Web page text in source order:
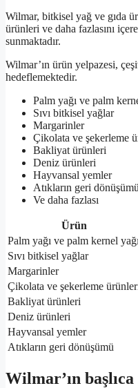
Wilmar, bitkisel yağ ve gıda
ürünleri ve daha fazlasını
sunmaktadır.
Wilmar’ın ürün yelpazesi,
hedeflemektedir.
Palm yağı ve palm
Sıvı bitkisel yağlar
Margarinler
Çikolata ve şekerleme
Bakliyat ürünleri
Deniz ürünleri
Hayvansal yemler
Atıkların geri dönüşümü
Ve daha fazlası
Ürün
Palm yağı ve palm kernel yağı
Sıvı bitkisel yağlar
Margarinler
Çikolata ve şekerleme
Bakliyat ürünleri
Deniz ürünleri
Hayvansal yemler
Atıkların geri dönüşümü
Wilmar’ın